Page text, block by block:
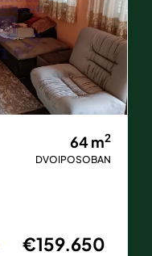
64m2
DVOIPOSOBAN
€159.650